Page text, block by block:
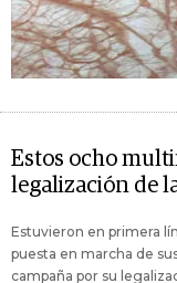
Estos ocho
legalización de
Estuvieron en primera
puesta en marcha de
campaña por su